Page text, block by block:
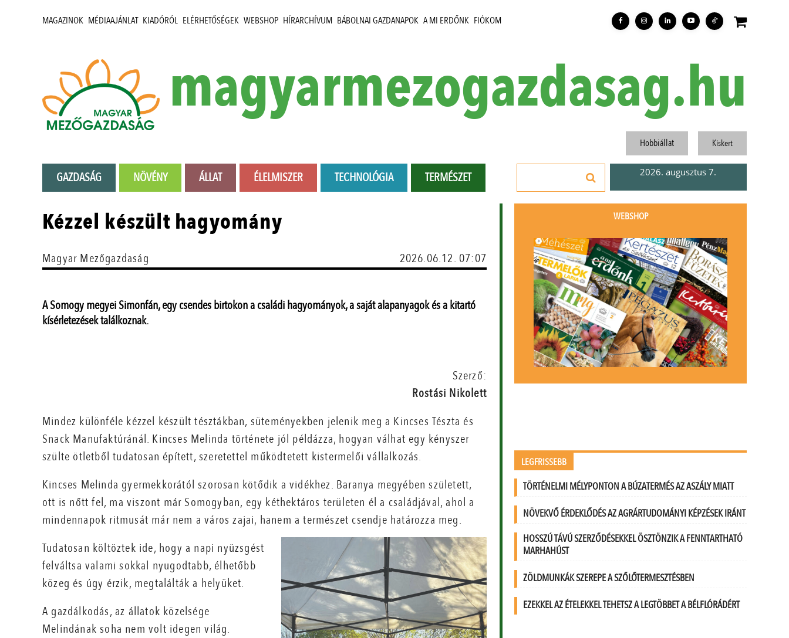
MAGAZINOK MÉDIAAJÁNLAT KIADÓRÓL ELÉRHETŐSÉGEK WEBSHOP HÍRARCHÍVUM BÁBOLNAI GAZDANAPOK A MI ERDŐNK FIÓKOM
magyarmezogazdasag.hu
GAZDASÁG NÖVÉNY ÁLLAT ÉLELMISZER TECHNOLÓGIA TERMÉSZET
Hobbiállat Kiskert
2026. augusztus 7.
Kézzel készült hagyomány
Magyar Mezőgazdaság 2026.06.12. 07:07
A Somogy megyei Simonfán, egy csendes birtokon a családi hagyományok, a saját alapanyagok és a kitartó
kísérletezések találkoznak.
Szerző:
Rostási Nikolett
Mindez különféle kézzel készült tésztákban, süteményekben jelenik meg a Kincses Tészta és
Snack Manufaktúránál. Kincses Melinda története jól példázza, hogyan válhat egy kényszer
szülte ötletből tudatosan épített, szeretettel működtetett kistermelői vállalkozás.
Kincses Melinda gyermekkorától szorosan kötődik a vidékhez. Baranya megyében született,
ott is nőtt fel, ma viszont már Somogyban, egy kéthektáros területen él a családjával, ahol a
mindennapok ritmusát már nem a város zajai, hanem a természet csendje határozza meg.
Tudatosan költöztek ide, hogy a napi nyüzsgést
felváltsa valami sokkal nyugodtabb, élhetőbb
közeg és úgy érzik, megtalálták a helyüket.
A gazdálkodás, az állatok közelsége
Melindának soha nem volt idegen világ.
WEBSHOP
LEGFRISSEBB
TÖRTÉNELMI MÉLYPONTON A BÚZATERMÉS AZ ASZÁLY MIATT
NÖVEKVŐ ÉRDEKLŐDÉS AZ AGRÁRTUDOMÁNYI KÉPZÉSEK IRÁNT
HOSSZÚ TÁVÚ SZERZŐDÉSEKKEL ÖSZTÖNZIK A FENNTARTHATÓ
MARHAHÚST
ZÖLDMUNKÁK SZEREPE A SZŐLŐTERMESZTÉSBEN
EZEKKEL AZ ÉTELEKKEL TEHETSZ A LEGTÖBBET A BÉLFLÓRÁDÉRT